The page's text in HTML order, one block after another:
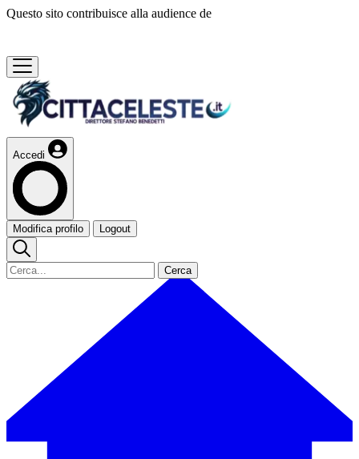
Questo sito contribuisce alla audience de
Accedi
Modifica profilo Logout
Cerca